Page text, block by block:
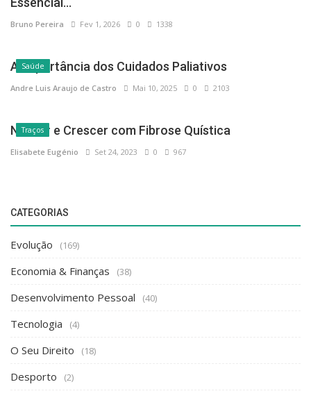
Bruno Pereira Fev 1, 2026 0 1338
Saúde
A Importância dos Cuidados Paliativos
Andre Luis Araujo de Castro Mai 10, 2025 0 2103
Traços
Nascer e Crescer com Fibrose Quística
Elisabete Eugénio Set 24, 2023 0 967
CATEGORIAS
Evolução (169)
Economia & Finanças (38)
Desenvolvimento Pessoal (40)
Tecnologia (4)
O Seu Direito (18)
Desporto (2)